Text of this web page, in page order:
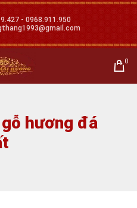
- 0968.911.950
0
hương đá